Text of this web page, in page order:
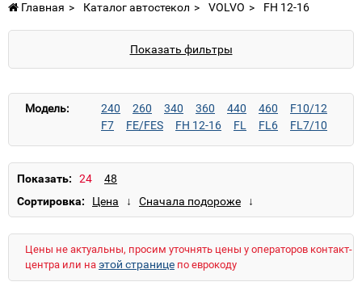
Главная Каталог автостекол VOLVO FH 12-16
Показать фильтры
Модель: 240 260 340 360 440 460
F10/12
F7
FE/FES FH 12-16 FL FL6
FL7/10
Показать:
Сортировка:
Цены не актуальны, просим уточнять цены у операторов контакт-
центра или на этой странице по еврокоду